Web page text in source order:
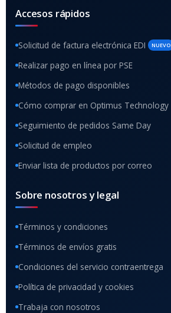
Accesos rápidos
Solicitud de factura electrónica EDI NUEVO
Realizar pago en línea por PSE
Métodos de pago disponibles
Cómo comprar en Optimus Technology
Seguimiento de pedidos Same Day
Solicitud de empleo
Enviar lista de productos por correo
Sobre nosotros y legal
Términos y condiciones
Términos de envíos gratis
Condiciones del servicio contraentrega
Política de privacidad y cookies
Trabaja con nosotros